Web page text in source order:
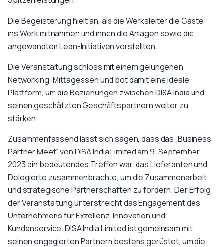
Die Begeisterung hielt an, als die Werksleiter die Gäste
ins Werk mitnahmen und ihnen die Anlagen sowie die
angewandten Lean-Initiativen vorstellten.
Die Veranstaltung schloss mit einem gelungenen
Networking-Mittagessen und bot damit eine ideale
Plattform, um die Beziehungen zwischen DISA India und
seinen geschätzten Geschäftspartnern weiter zu
stärken.
Zusammenfassend lässt sich sagen, dass das „Business
Partner Meet“ von DISA India Limited am 9. September
2023 ein bedeutendes Treffen war, das Lieferanten und
Delegierte zusammenbrachte, um die Zusammenarbeit
und strategische Partnerschaften zu fördern. Der Erfolg
der Veranstaltung unterstreicht das Engagement des
Unternehmens für Exzellenz, Innovation und
Kundenservice. DISA India Limited ist gemeinsam mit
seinen engagierten Partnern bestens gerüstet, um die